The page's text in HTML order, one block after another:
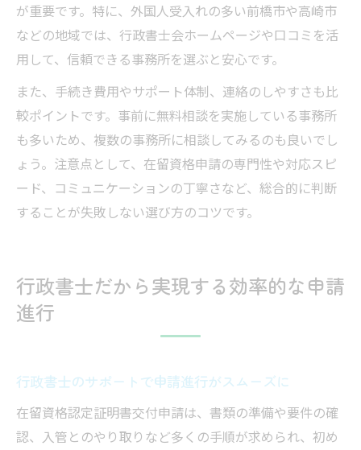
が重要です。特に、外国人受入れの多い前橋市や高崎市
などの地域では、行政書士会ホームページや口コミを活
用して、信頼できる事務所を選ぶと安心です。
また、手続き費用やサポート体制、連絡のしやすさも比
較ポイントです。事前に無料相談を実施している事務所
も多いため、複数の事務所に相談してみるのも良いでし
ょう。注意点として、在留資格申請の専門性や対応スピ
ード、コミュニケーションの丁寧さなど、総合的に判断
することが失敗しない選び方のコツです。
行政書士だから実現する効率的な申請
進行
行政書士のサポートで申請進行がスムーズに
在留資格認定証明書交付申請は、書類の準備や要件の確
認、入管とのやり取りなど多くの手順が求められ、初め